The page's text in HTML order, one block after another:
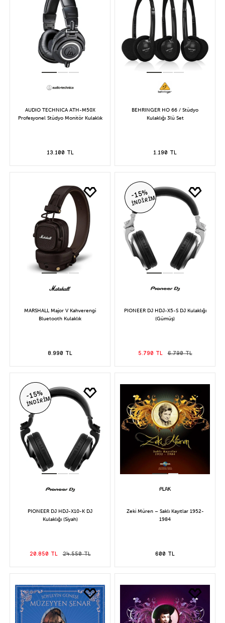
AUDIO TECHNICA ATH-M50X
Profesyonel Stüdyo Monitör Kulaklık
13.100 TL
BEHRINGER HO 66 / Stüdyo
Kulaklığı 3lü Set
1.190 TL
MARSHALL Major V Kahverengi
Bluetooth Kulaklık
8.990 TL
-15%
İNDİRİM
PIONEER DJ HDJ-X5-S DJ Kulaklığı
(Gümüş)
5.790 TL 6.790 TL
-15%
İNDİRİM
PIONEER DJ HDJ-X10-K DJ
Kulaklığı (Siyah)
20.850 TL 24.550 TL
Zeki Müren – Saklı Kayıtlar 1952-
1984
600 TL